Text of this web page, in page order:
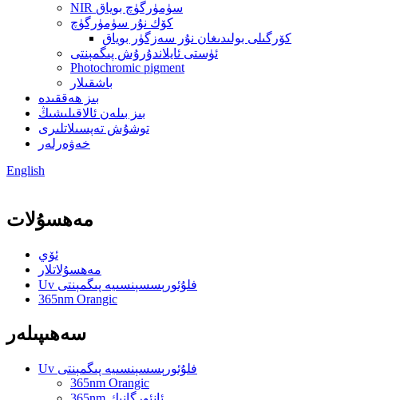
NIR سۈمۈرگۈچ بوياق
كۆك نۇر سۈمۈرگۈچ
كۆرگىلى بولىدىغان نۇر سەزگۈر بوياق
ئۈستى ئايلاندۇرۇش پىگمېنتى
Photochromic pigment
باشقىلار
بىز ھەققىدە
بىز بىلەن ئالاقىلىشىڭ
توشۇش تەپسىلاتلىرى
خەۋەرلەر
English
مەھسۇلات
ئۆي
مەھسۇلاتلار
Uv فلۇئورېسسېنسىيە پىگمېنتى
365nm Orangic
سەھىپىلەر
Uv فلۇئورېسسېنسىيە پىگمېنتى
365nm Orangic